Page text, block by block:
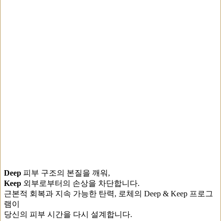
Deep 피부 구조의 본질을 깨워,
Keep 외부로부터의 손상을 차단합니다.
근본적 회복과 지속 가능한 탄력, 로체의 Deep & Keep 프로그
램이
당신의 피부 시간을 다시 설계합니다.